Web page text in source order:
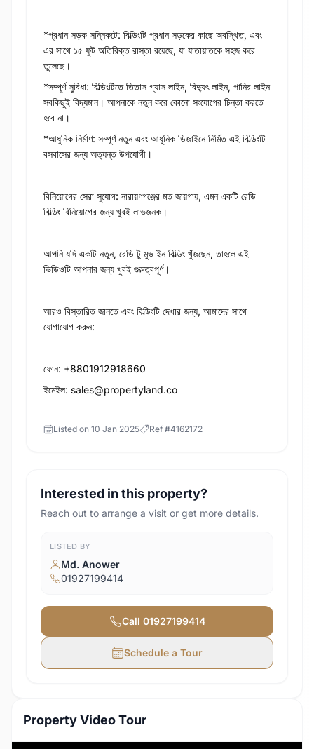
*প্রধান সড়ক সন্নিকটে: বিল্ডিংটি প্রধান সড়কের কাছে অবস্থিত, এবং
এর সাথে ১৫ ফুট অতিরিক্ত রাস্তা রয়েছে, যা যাতায়াতকে সহজ করে
তুলেছে।
*সম্পূর্ণ সুবিধা: বিল্ডিংটিতে তিতাস গ্যাস লাইন, বিদ্যুৎ লাইন, পানির লাইন
সবকিছুই বিদ্যমান। আপনাকে নতুন করে কোনো সংযোগের চিন্তা করতে
হবে না।
*আধুনিক নির্মাণ: সম্পূর্ণ নতুন এবং আধুনিক ডিজাইনে নির্মিত এই বিল্ডিংটি
বসবাসের জন্য অত্যন্ত উপযোগী।
বিনিয়োগের সেরা সুযোগ: নারায়ণগঞ্জের মত জায়গায়, এমন একটি রেডি
বিল্ডিং বিনিয়োগের জন্য খুবই লাভজনক।
আপনি যদি একটি নতুন, রেডি টু মুভ ইন বিল্ডিং খুঁজছেন, তাহলে এই
ভিডিওটি আপনার জন্য খুবই গুরুত্বপূর্ণ।
আরও বিস্তারিত জানতে এবং বিল্ডিংটি দেখার জন্য, আমাদের সাথে
যোগাযোগ করুন:
ফোন: +8801912918660
ইমেইল: sales@propertyland.co
Listed on 10 Jan 2025 Ref #4162172
Interested in this property?
Reach out to arrange a visit or get more details.
LISTED BY
Md. Anower
01927199414
Call 01927199414
Schedule a Tour
Property Video Tour